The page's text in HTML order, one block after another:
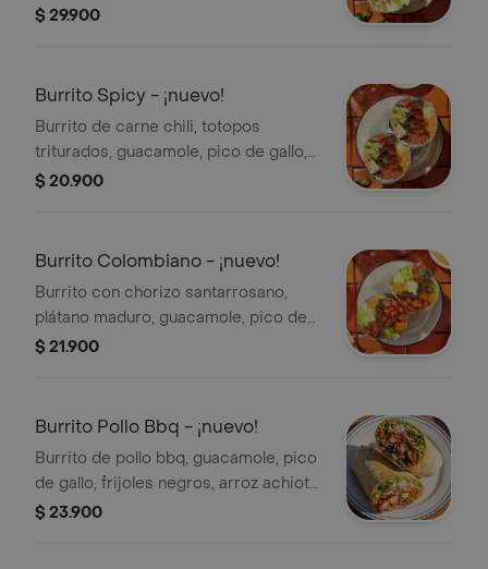
frijoles negros, arroz achiote, lechuga
$ 29.900
Burrito Spicy - ¡nuevo!
Burrito de carne chili, totopos
triturados, guacamole, pico de gallo,
frijoles negros, arroz achiote, queso y
$ 20.900
Burrito Colombiano - ¡nuevo!
Burrito con chorizo santarrosano,
plátano maduro, guacamole, pico de
gallo, frijoles negros, arroz achiote,
$ 21.900
Burrito Pollo Bbq - ¡nuevo!
Burrito de pollo bbq, guacamole, pico
de gallo, frijoles negros, arroz achiote,
lechuga y queso.
$ 23.900